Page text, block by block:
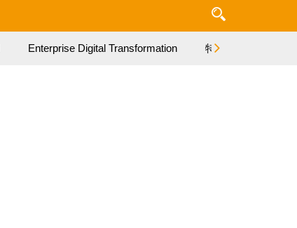
Enterprise Digital Transformation 特集